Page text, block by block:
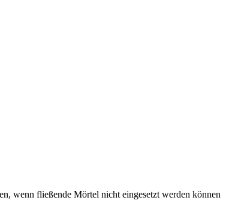
wenn fließende Mörtel nicht eingesetzt werden können